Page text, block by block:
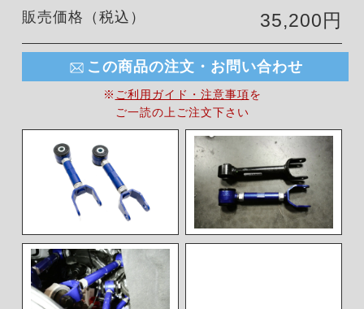
販売価格（税込） 35,200円
この商品の注文・お問い合わせ
※ ご利用ガイド・注意事項を
ご一読の上ご注文下さい